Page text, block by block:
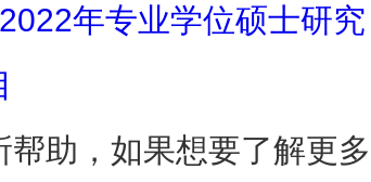
年专业学位硕士研究
助，如果想要了解更多